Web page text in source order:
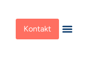
Kontakt